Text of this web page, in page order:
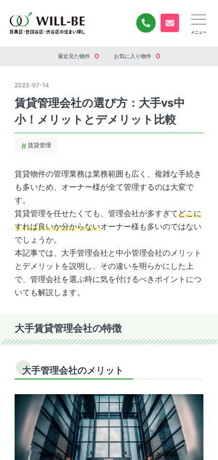
0120-840-834
無料お問い合
最近見た物件 0 お気に入り物件 0
2023-07-14
賃貸管理会社の選び方：大手vs中
小！メリットとデメリット比較
賃貸管理
賃貸物件の管理業務は業務範囲も広く、複雑な手続き
も多いため、オーナー様が全て管理するのは大変で
す。
賃貸管理を任せたくても、管理会社が多すぎてどこに
すれば良いか分からないオーナー様も多いのではない
でしょうか。
本記事では、大手管理会社と中小管理会社のメリット
とデメリットを説明し、その違いを明らかにした上
で、管理会社を選ぶ時に気を付けるべきポイントにつ
いても解説します。
大手賃貸管理会社の特徴
大手管理会社のメリット